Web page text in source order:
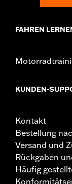
FAHREN
KUNDEN-
Kontakt
Bestellung
Versand und
Rückgaben
Häufig